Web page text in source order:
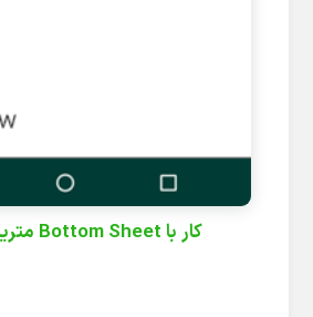
کار با Bottom Sheet متریال دیزاین